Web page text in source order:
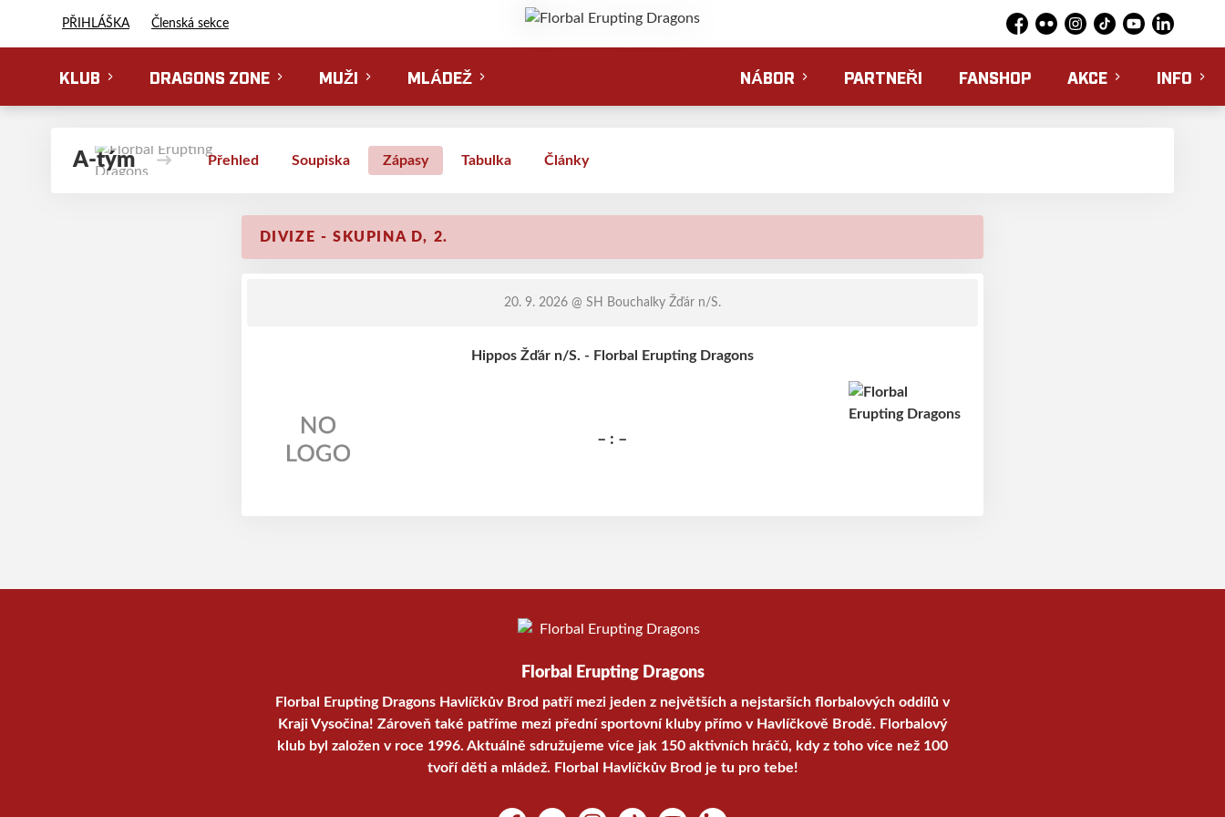
PŘIHLÁŠKA Členská sekce
Facebook
Flickr Instagram
TikTokYouTubeLinkedIn
KLUB DRAGONS ZONE MUŽI MLÁDEŽ NÁBOR PARTNEŘI FANSHOP AKCE INFO
A-tým Přehled Soupiska Zápasy Tabulka Články
DIVIZE - SKUPINA D, 2.
20. 9. 2026@ SH Bouchalky Žďár n/S.
Hippos Žďár n/S. - Florbal Erupting Dragons
– : –
Florbal Erupting Dragons
Florbal Erupting Dragons Havlíčkův Brod patří mezi jeden z největších a nejstarších florbalových oddílů v
Kraji Vysočina! Zároveň také patříme mezi přední sportovní kluby přímo v Havlíčkově Brodě. Florbalový
klub byl založen v roce 1996. Aktuálně sdružujeme více jak 150 aktivních hráčů, kdy z toho více než 100
tvoří děti a mládež. Florbal Havlíčkův Brod je tu pro tebe!